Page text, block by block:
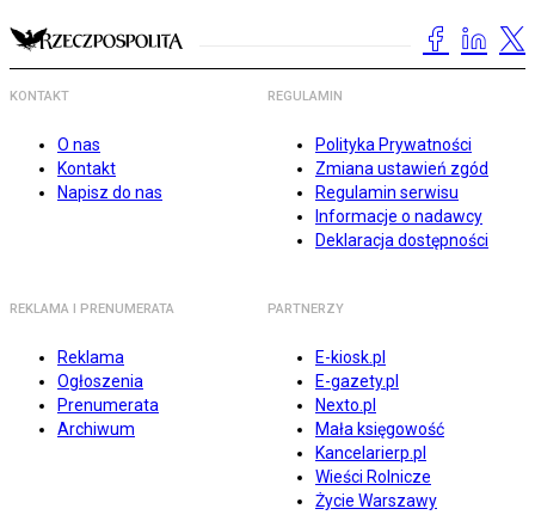
KONTAKT
O nas
Kontakt
Napisz do nas
REGULAMIN
Polityka Prywatności
Zmiana ustawień zgód
Regulamin serwisu
Informacje o nadawcy
Deklaracja dostępności
REKLAMA I PRENUMERATA
Reklama
Ogłoszenia
Prenumerata
Archiwum
PARTNERZY
E-kiosk.pl
E-gazety.pl
Nexto.pl
Mała księgowość
Kancelarierp.pl
Wieści Rolnicze
Życie Warszawy